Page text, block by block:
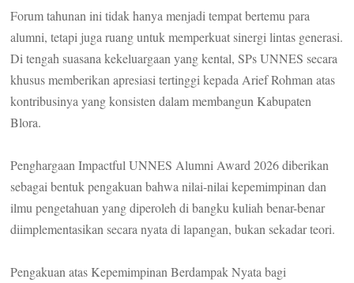
Forum tahunan ini tidak hanya menjadi tempat bertemu para
alumni, tetapi juga ruang untuk memperkuat sinergi lintas generasi.
Di tengah suasana kekeluargaan yang kental, SPs UNNES secara
khusus memberikan apresiasi tertinggi kepada Arief Rohman atas
kontribusinya yang konsisten dalam membangun Kabupaten
Blora.
Penghargaan Impactful UNNES Alumni Award 2026 diberikan
sebagai bentuk pengakuan bahwa nilai-nilai kepemimpinan dan
ilmu pengetahuan yang diperoleh di bangku kuliah benar-benar
diimplementasikan secara nyata di lapangan, bukan sekadar teori.
Pengakuan atas Kepemimpinan Berdampak Nyata bagi